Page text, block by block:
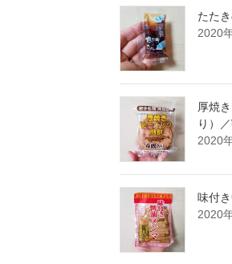
たた
2020
厚焼
り）
2020
味付
2020